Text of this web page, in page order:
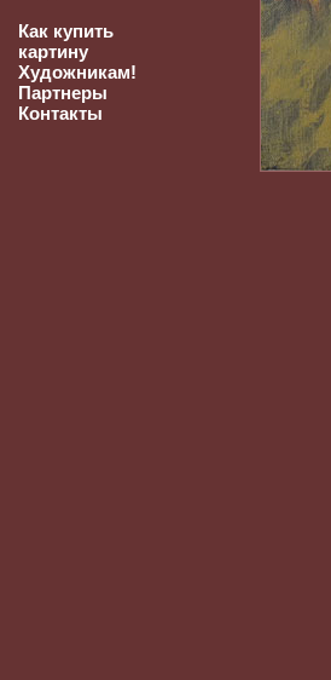
Как купить
картину
Художникам!
Партнеры
Контакты